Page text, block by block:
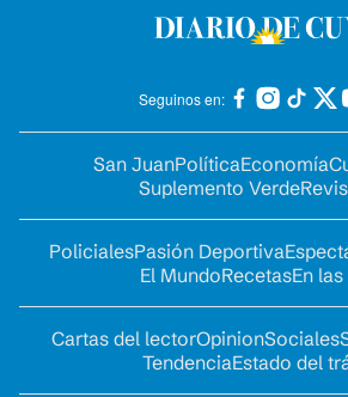
Seguinos en:
San JuanPolíticaEconomía
Suplemento Verde
PolicialesPasión Deportiva
El MundoRecetasEn
Cartas del lectorOpinionSociales
TendenciaEstado del